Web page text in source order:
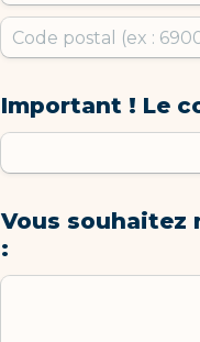
Important ! Le
Vous souhaitez
: